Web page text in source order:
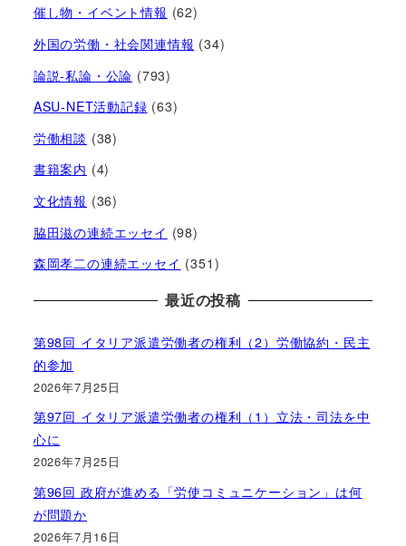
催し物・イベント情報 (62)
外国の労働・社会関連情報 (34)
論説-私論・公論 (793)
ASU-NET活動記録 (63)
労働相談 (38)
書籍案内 (4)
文化情報 (36)
脇田滋の連続エッセイ (98)
森岡孝二の連続エッセイ (351)
最近の投稿
第98回 イタリア派遣労働者の権利（2）労働協約・民主
的参加
2026年7月25日
第97回 イタリア派遣労働者の権利（1）立法・司法を中
心に
2026年7月25日
第96回 政府が進める「労使コミュニケーション」は何
が問題か
2026年7月16日